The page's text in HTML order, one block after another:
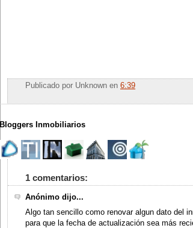
Publicado por Unknown en 6:39
Bloggers Inmobiliarios
1 comentarios:
Anónimo dijo...
Algo tan sencillo como renovar algun dato del
para que la fecha de actualización sea más